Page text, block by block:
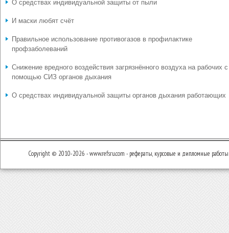
О средствах индивидуальной защиты от пыли
И маски любят счёт
Правильное использование противогазов в профилактике
профзаболеваний
Снижение вредного воздействия загрязнённого воздуха на рабочих с
помощью СИЗ органов дыхания
О средствах индивидуальной защиты органов дыхания работающих
Copyright © 2010-2026 - www.refsru.com - рефераты, курсовые и дипломные работы